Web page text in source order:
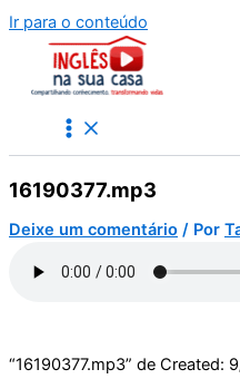
Ir para o conteúdo
16190377.mp3
Deixe um comentário / Por
“16190377.mp3” de Created: